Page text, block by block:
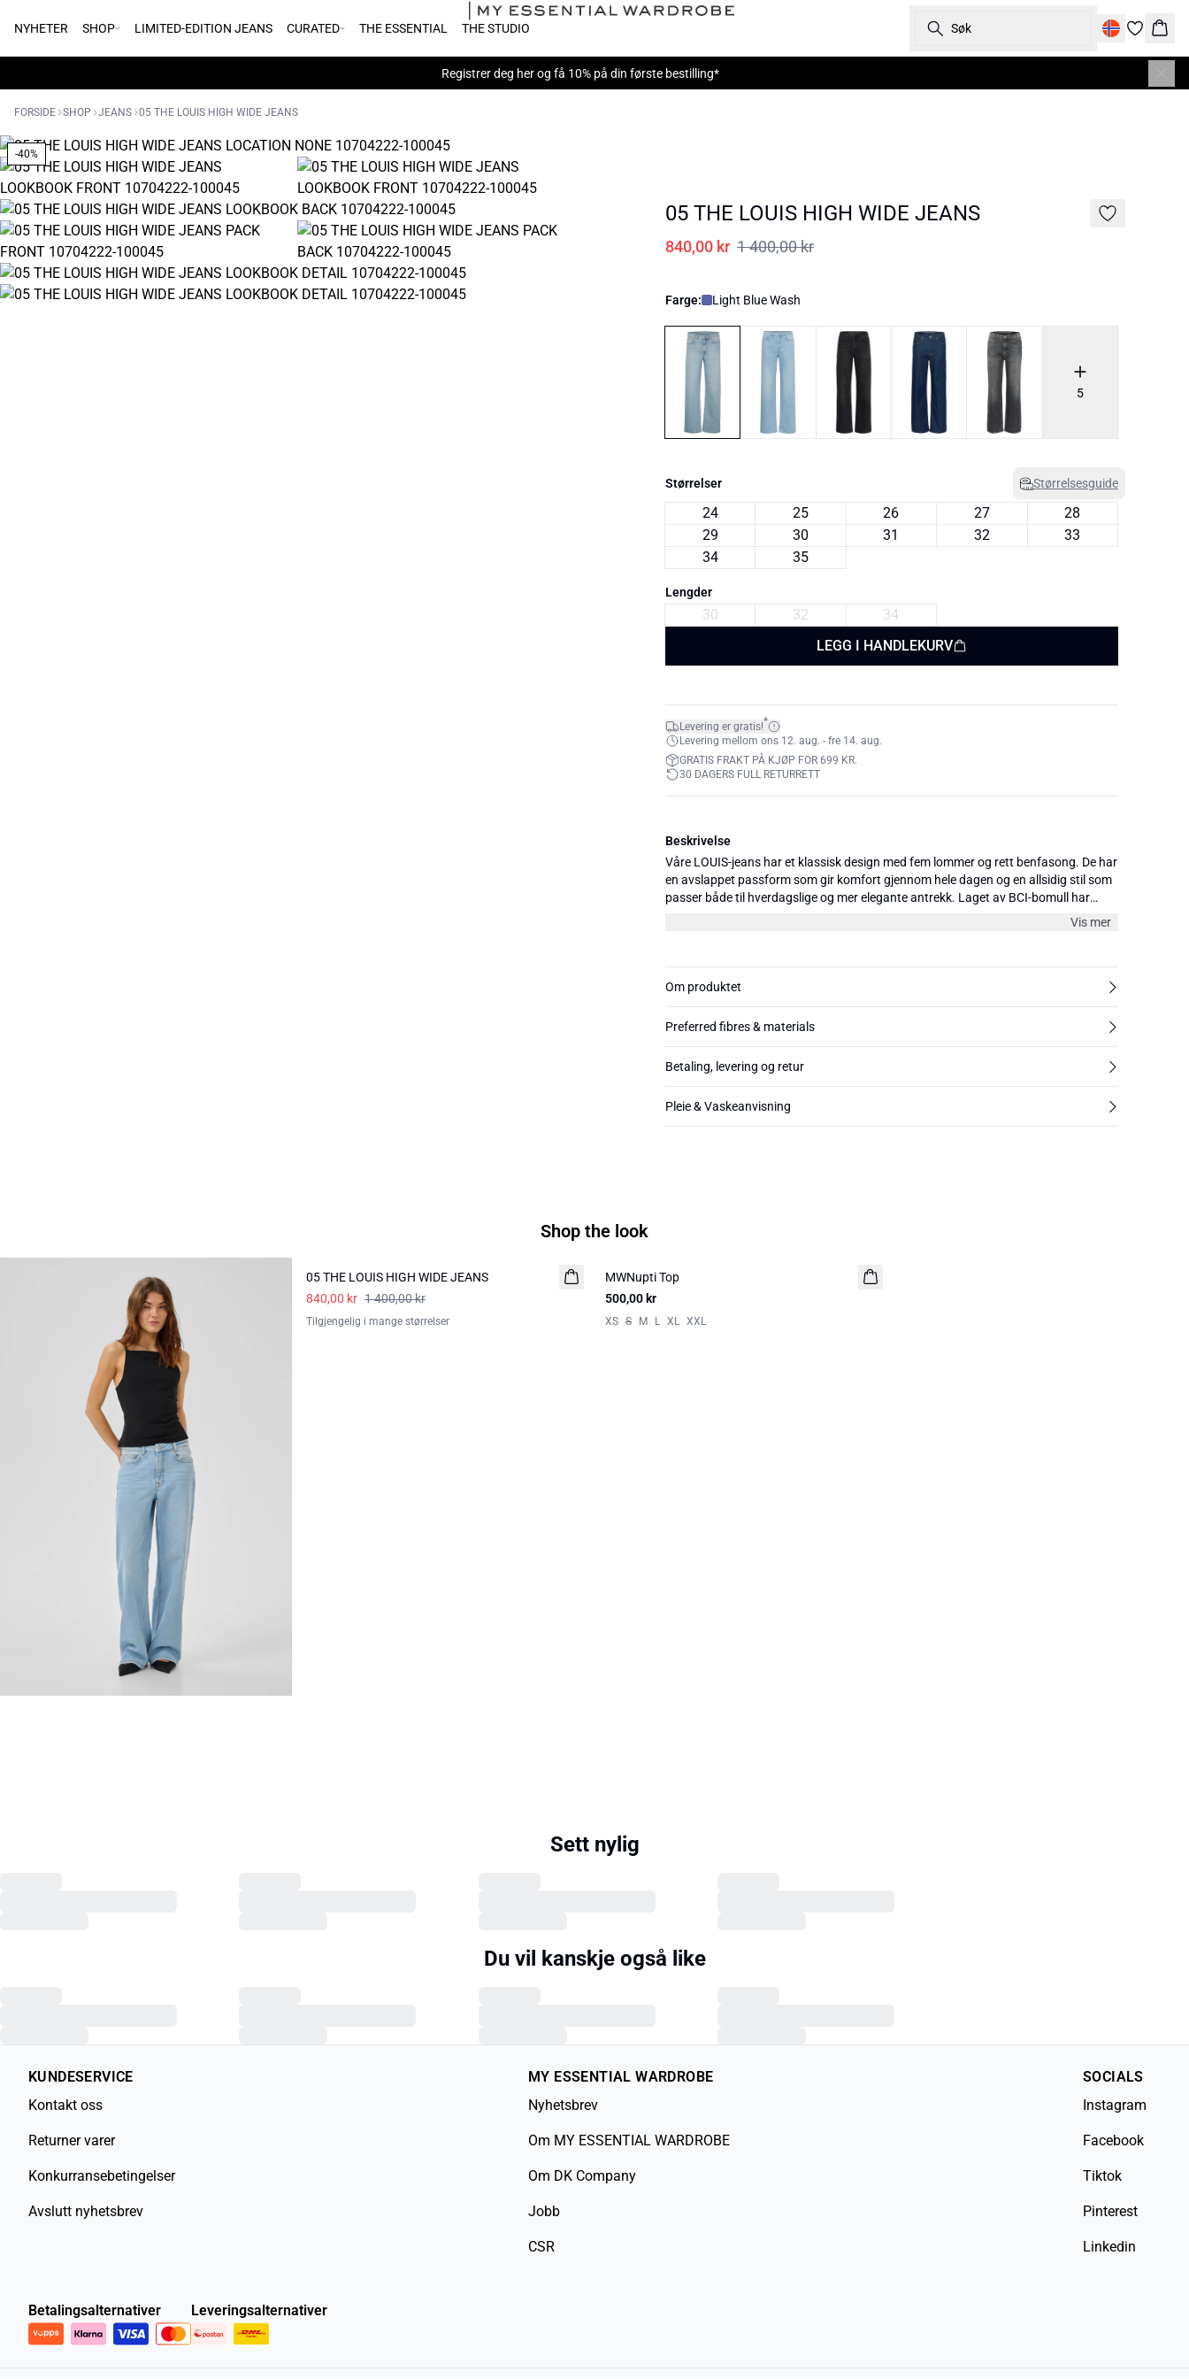
NYHETER SHOP LIMITED-EDITION JEANS CURATED THE ESSENTIAL THE STUDIO Søk
Registrer deg herog få 10% på din første bestilling*
FORSIDE SHOP JEANS 05 THE LOUIS HIGH WIDE JEANS
-40%
05 THE LOUIS HIGH WIDE JEANS
840,00 kr 1 400,00 kr
Farge: Light Blue Wash
5
Størrelser Størrelsesguide
24 25 26 27
28
29
30 31 32
33
34
35
Lengder
30 32
34
LEGG I HANDLEKURV
Levering er gratis!*
Levering mellom ons 12. aug. - fre 14. aug.
GRATIS FRAKT PÅ KJØP FOR 699 KR.
30 DAGERS FULL RETURRETT
Beskrivelse
Våre LOUIS-jeans har et klassisk design med fem lommer og rett benfasong. De har
en avslappet passform som gir komfort gjennom hele dagen og en allsidig stil som
passer både til hverdagslige og mer elegante antrekk. Laget av BCI-bomull har
jeansene et vintagepreg med litt stretch for ekstra komfort. Tilgjengelig i flere farger
Vis mer
Om produktet
Preferred fibres & materials
Betaling, levering og retur
Pleie & Vaskeanvisning
Shop the look
05 THE LOUIS HIGH WIDE JEANS
840,00 kr 1 400,00 kr
Tilgjengelig i mange størrelser
MWNupti Top
500,00 kr
XS S M L XL XXL
Sett nylig
Du vil kanskje også like
KUNDESERVICE
Kontakt oss
Returner varer
Konkurransebetingelser
Avslutt nyhetsbrev
MY ESSENTIAL WARDROBE
Nyhetsbrev
Om MY ESSENTIAL WARDROBE
Om DK Company
Jobb
CSR
SOCIALS
Instagram
Facebook
Tiktok
Pinterest
Linkedin
Betalingsalternativer Leveringsalternativer